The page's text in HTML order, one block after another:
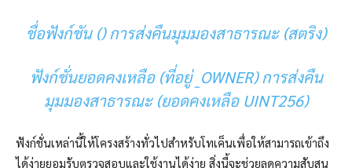
ชื่อฟังก์ชัน () การส่งคืนมุมมองสาธารณะ (สตริง)
ฟังก์ชั่นยอดคงเหลือ (ที่อยู่ _OWNER) การส่งคืน
มุมมองสาธารณะ (ยอดคงเหลือ UINT256)
ฟังก์ชั่นเหล่านี้ให้โครงสร้างทั่วไปสำหรับโทเค็นเพื่อให้สามารถเข้าถึง
ได้ง่ายยอมรับตรวจสอบและใช้งานได้ง่าย สิ่งนี้จะช่วยลดความสับสน